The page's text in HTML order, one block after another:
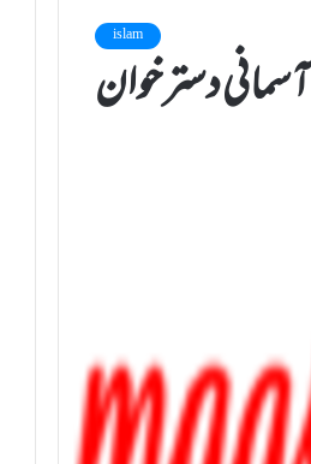
islam
آسمانی دستر خوان